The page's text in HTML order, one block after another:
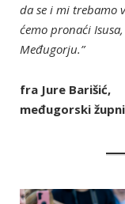
da se i mi
ćemo pronaći
Međugorju.”
fra Jure Barišić,
međugorski